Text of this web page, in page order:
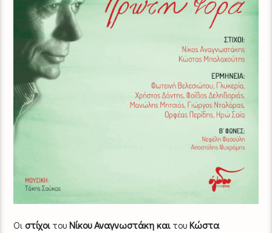
Οι στίχοιτουΝίκου Αναγνωστάκη καιτουΚώστα